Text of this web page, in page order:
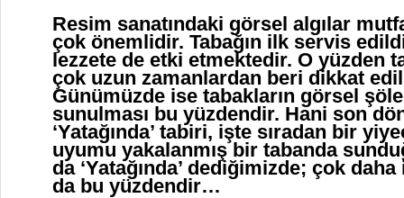
Resim sanatındaki görsel algılar
çok önemlidir. Tabağın ilk servis
lezzete de etki etmektedir. O yüzden
çok uzun zamanlardan beri dikkat
Günümüzde ise tabakların görsel
sunulması bu yüzdendir. Hani son
‘Yatağında’ tabiri, işte sıradan bir
uyumu yakalanmış bir tabanda
da ‘Yatağında’ dediğimizde; çok daha
da bu yüzdendir…